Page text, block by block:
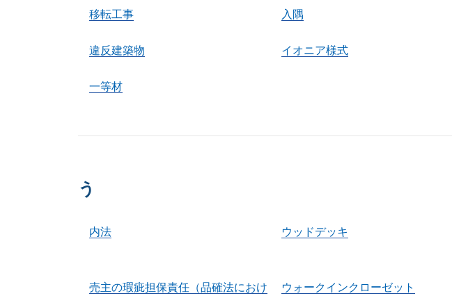
移転工事 入隅
違反建築物 イオニア様式
一等材
う
内法 ウッドデッキ
売主の瑕疵担保責任（品確法におけ
ウォークインクローゼット